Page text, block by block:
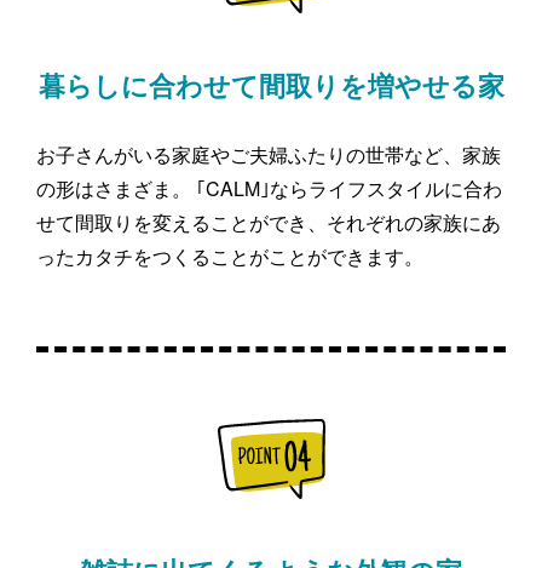
暮らしに合わせて間取りを増やせる家
お子さんがいる家庭やご夫婦ふたりの世帯など、家族
の形はさまざま。 ｢CALM｣ならライフスタイルに合わ
せて間取りを変えることができ、それぞれの家族にあ
ったカタチをつくることがことができます。